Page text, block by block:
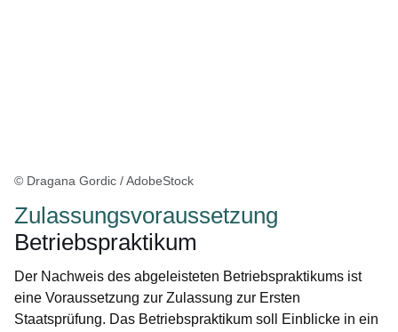
© Dragana Gordic / AdobeStock
Zulassungsvoraussetzung
Betriebspraktikum
Der Nachweis des abgeleisteten Betriebspraktikums ist
eine Voraussetzung zur Zulassung zur Ersten
Staatsprüfung. Das Betriebspraktikum soll Einblicke in ein